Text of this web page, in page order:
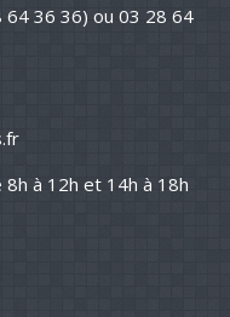
64 36 36) ou 03 28 64
à 12h et 14h à 18h